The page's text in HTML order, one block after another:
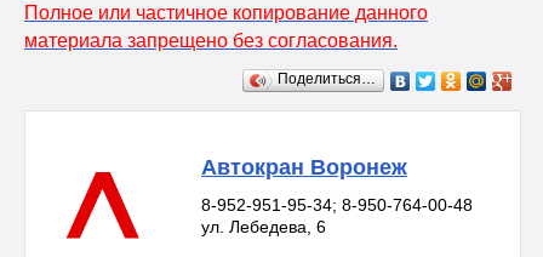
Полное или частичное копирование данного
материала запрещено без согласования.
Поделиться…
Автокран Воронеж
8-952-951-95-34; 8-950-764-00-48
ул. Лебедева, 6